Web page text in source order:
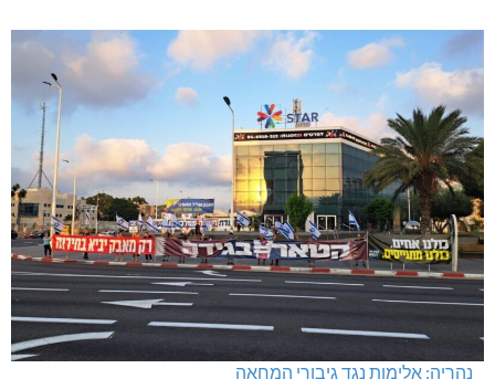
נהריה: אלימות נגד גיבורי המחאה